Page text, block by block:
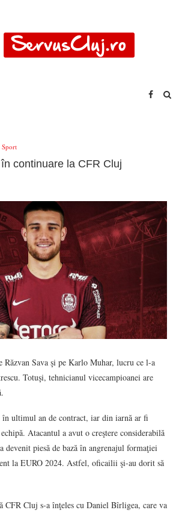
Sport
continuare la CFR Cluj
Sava şi pe Karlo Muhar, lucru ce l-a
Totuşi, tehnicianul vicecampioanei are
ultimul an de contract, iar din iarnă ar fi
Atacantul a avut o creştere considerabilă
piesă de bază în angrenajul formaţiei
la EURO 2024. Astfel, oficailii şi-au dorit să
CFR Cluj s-a înţeles cu Daniel Bîrligea, care va